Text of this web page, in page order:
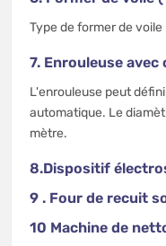
Type de former de
7. Enrouleuse avec
L'enrouleuse peut
automatique. Le
mètre.
8.Dispositif
9 . Four de recuit
10 Machine de